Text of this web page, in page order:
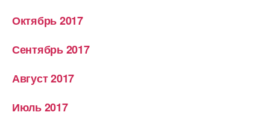
Октябрь 2017
Сентябрь 2017
Август 2017
Июль 2017